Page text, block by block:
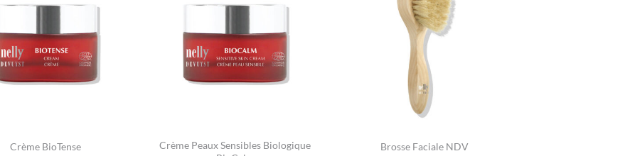
Crème BioTense
Crème Peaux Sensibles Biologique
Brosse Faciale NDV